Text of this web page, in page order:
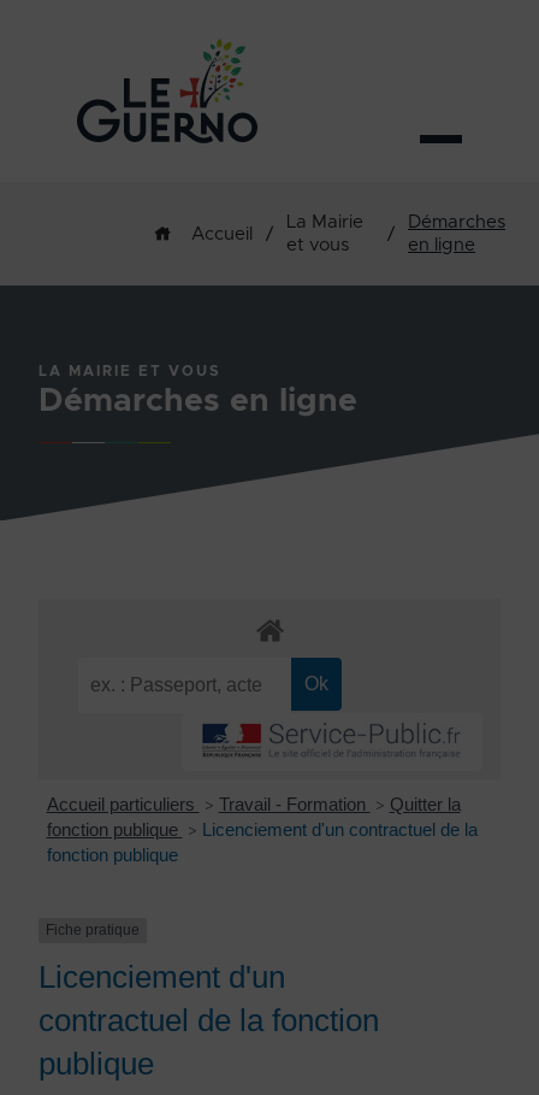
Accueil /
La Mairie
et vous
/
Démarches
en ligne
LA MAIRIE ET VOUS
Démarches en ligne
Accueil particuliers > Travail - Formation > Quitter la
fonction publique
> Licenciement d'un contractuel de la
fonction publique
Fiche pratique
Licenciement d'un
contractuel de la fonction
publique